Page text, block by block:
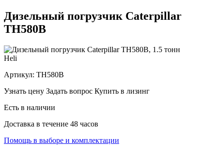
Дизельный погрузчик Caterpillar
TH580B
Heli
Артикул: TH580B
Узнать цену Задать вопрос Купить в лизинг
Есть в наличии
Доставка в течение 48 часов
Помощь в выборе и комплектации